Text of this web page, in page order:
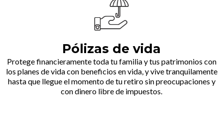
Pólizas de vida
Protege financieramente toda tu familia y tus patrimonios con
los planes de vida con beneficios en vida, y vive tranquilamente
hasta que llegue el momento de tu retiro sin preocupaciones y
con dinero libre de impuestos.